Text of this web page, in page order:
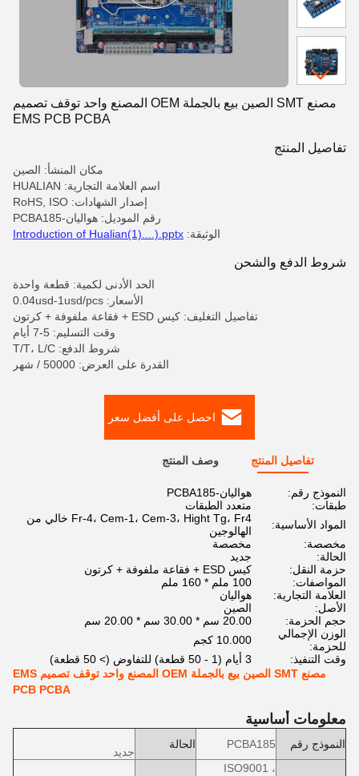
مصنع SMT الصين بيع بالجملة OEM المصنع واحد توقف تصميم
EMS PCB PCBA
تفاصيل المنتج
مكان المنشأ: الصين
اسم العلامة التجارية: HUALIAN
إصدار الشهادات: RoHS, ISO
رقم الموديل: هواليان-PCBA185
الوثيقة: Introduction of Hualian(1)....).pptx
شروط الدفع والشحن
الحد الأدنى لكمية: قطعة واحدة
الأسعار: 0.04usd-1usd/pcs
تفاصيل التغليف: كيس ESD + فقاعة ملفوفة + كرتون
وقت التسليم: 5-7 أيام
شروط الدفع: T/T، L/C
القدرة على العرض: 50000 / شهر
احصل على أفضل سعر
تفاصيل المنتج وصف المنتج
النموذج رقم:
هواليان-PCBA185
طبقات:
متعدد الطبقات
المواد الأساسية:
Fr-4، Cem-1، Cem-3، Hight Tg، Fr4 خالي من
الهالوجين
مخصصة:
مخصصة
الحالة:
جديد
حزمة النقل:
كيس ESD + فقاعة ملفوفة + كرتون
المواصفات:
100 ملم * 160 ملم
العلامة التجارية:
هواليان
الأصل:
الصين
حجم الحزمة:
20.00 سم * 30.00 سم * 20.00 سم
الوزن الإجمالي
للحزمة:
10.000 كجم
وقت التنفيذ:
3 أيام (1 - 50 قطعة) للتفاوض (> 50 قطعة)
مصنع SMT الصين بيع بالجملة OEM المصنع واحد توقف تصميم EMS
PCB PCBA
معلومات أساسية
النموذج رقم PCBA185 الحالة
جديد
ISO9001 ،